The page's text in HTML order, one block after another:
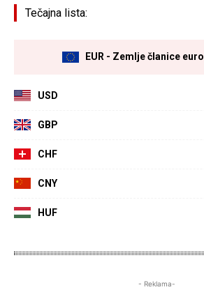
Tečajna lista:
EUR - Zemlje članice euro
USD
GBP
CHF
CNY
HUF
- Reklama-